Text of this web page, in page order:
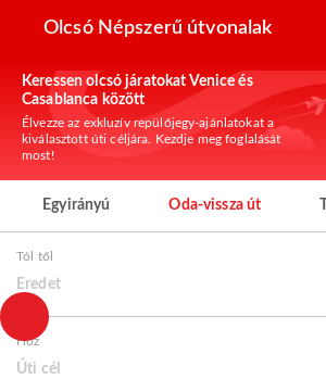
Olcsó Népszerű útvonalak
Keressen olcsó járatokat Venice és
Casablanca között
Élvezze az exkluzív repülőjegy-ajánlatokat a
kiválasztott úti céljára. Kezdje meg foglalását
most!
Egyirányú Oda-vissza út
Tól től
Eredet
Hoz
Úti cél